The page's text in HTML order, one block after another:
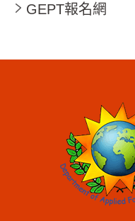
GEPT報名網